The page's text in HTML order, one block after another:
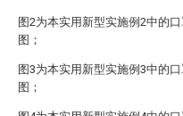
图2为本实用新型实施例2中的
图；
图3为本实用新型实施例3中的
图；